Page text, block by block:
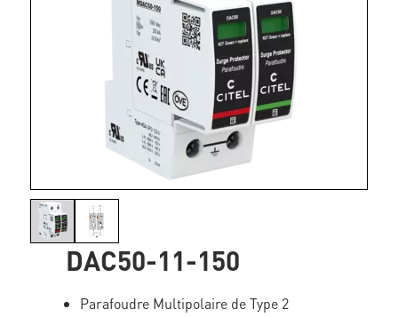
DAC50-11-150
Parafoudre Multipolaire de Type 2